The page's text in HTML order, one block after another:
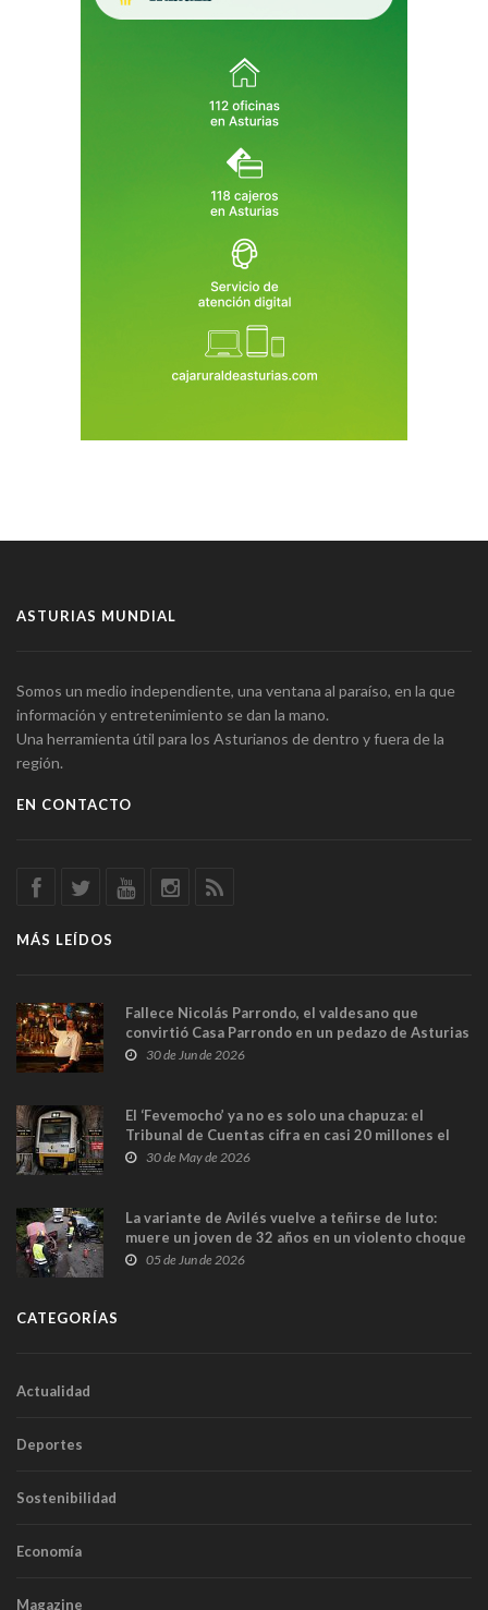
ASTURIAS MUNDIAL
Somos un medio independiente, una ventana al paraíso, en la que
información y entretenimiento se dan la mano.
Una herramienta útil para los Asturianos de dentro y fuera de la
región.
EN CONTACTO
MÁS LEÍDOS
Fallece Nicolás Parrondo, el valdesano que
convirtió Casa Parrondo en un pedazo de Asturias
en Madrid
30 de Jun de 2026
El ‘Fevemocho’ ya no es solo una chapuza: el
Tribunal de Cuentas cifra en casi 20 millones el
sobrecoste de los trenes que no cabían por los
30 de May de 2026
La variante de Avilés vuelve a teñirse de luto:
muere un joven de 32 años en un violento choque
frontal
05 de Jun de 2026
CATEGORÍAS
Actualidad
Deportes
Sostenibilidad
Economía
Magazine